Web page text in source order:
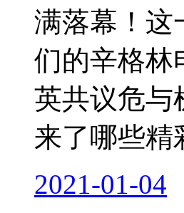
满落幕！这
们的辛格林
英共议危与
来了哪些精
2021-01-04